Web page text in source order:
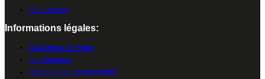
Mon compte
Informations légales:
Conditions de Vente
Avis juridique
Politique de Confidentialité